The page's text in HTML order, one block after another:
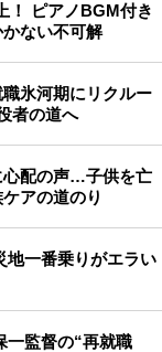
！ ピアノBGM付き
ない不可解
氷河期にリクルー
者の道へ
心配の声…子供を亡
アの道のり
地一番乗りがエラい
一監督の“再就職